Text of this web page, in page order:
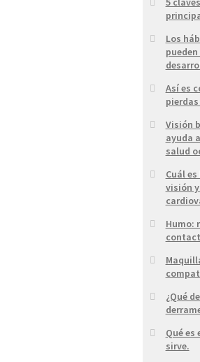
Los
Así es
Visión
ayuda
salud
Cuál
visión
Humo:
¿Qué
Qué
sirve.